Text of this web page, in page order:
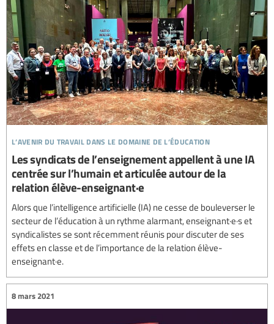
l’avenir du travail dans le domaine de l’éducation
Les syndicats de l’enseignement appellent à une IA
centrée sur l’humain et articulée autour de la
relation élève-enseignant·e
Alors que l’intelligence artificielle (IA) ne cesse de bouleverser le
secteur de l’éducation à un rythme alarmant, enseignant·e·s et
syndicalistes se sont récemment réunis pour discuter de ses
effets en classe et de l’importance de la relation élève-
enseignant·e.
8 mars 2021